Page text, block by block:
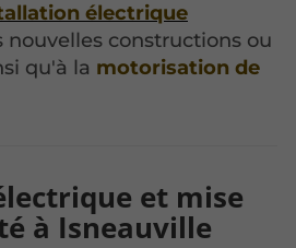
électrique
nouvelles constructions ou
qu'à la motorisation de
et mise
à Isneauville